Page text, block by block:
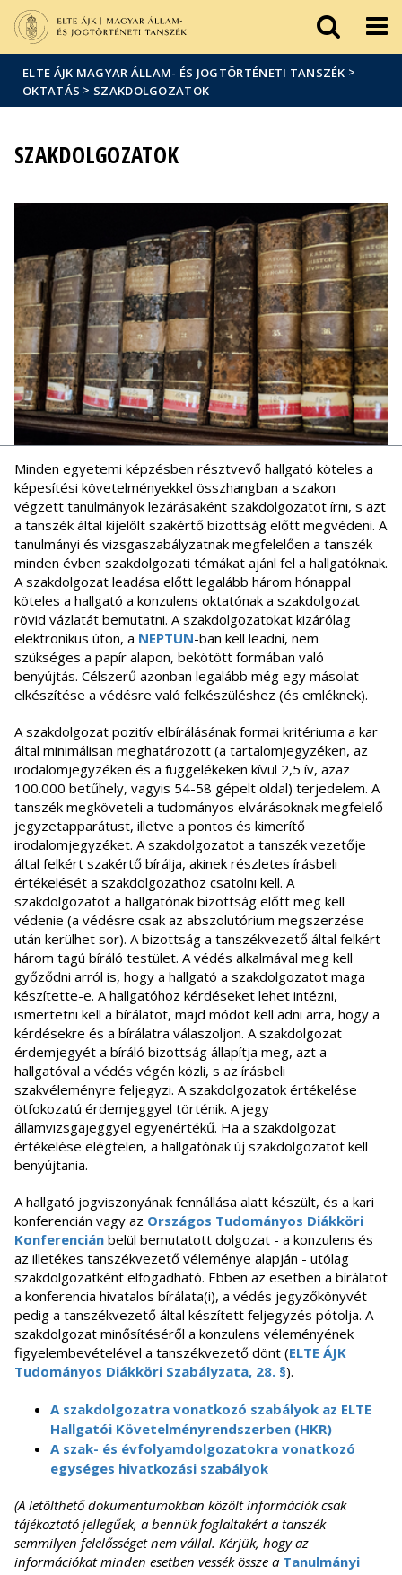
Hírek
Események
ELTE a
sajtóban
ELTE ÁJK MAGYAR ÁLLAM- ÉS JOGTÖRTÉNETI TANSZÉK >
OKTATÁS > SZAKDOLGOZATOK
SZAKDOLGOZATOK
Minden egyetemi képzésben résztvevő hallgató köteles a
képesítési követelményekkel összhangban a szakon
végzett tanulmányok lezárásaként szakdolgozatot írni, s azt
a tanszék által kijelölt szakértő bizottság előtt megvédeni. A
tanulmányi és vizsgaszabályzatnak megfelelően a tanszék
minden évben szakdolgozati témákat ajánl fel a hallgatóknak.
A szakdolgozat leadása előtt legalább három hónappal
köteles a hallgató a konzulens oktatónak a szakdolgozat
rövid vázlatát bemutatni. A szakdolgozatokat kizárólag
elektronikus úton, a NEPTUN-ban kell leadni, nem
szükséges a papír alapon, bekötött formában való
benyújtás. Célszerű azonban legalább még egy másolat
elkészítése a védésre való felkészüléshez (és emléknek).
A szakdolgozat pozitív elbírálásának formai kritériuma a kar
által minimálisan meghatározott (a tartalomjegyzéken, az
irodalomjegyzéken és a függelékeken kívül 2,5 ív, azaz
100.000 betűhely, vagyis 54-58 gépelt oldal) terjedelem. A
tanszék megköveteli a tudományos elvárásoknak megfelelő
jegyzetapparátust, illetve a pontos és kimerítő
irodalomjegyzéket. A szakdolgozatot a tanszék vezetője
által felkért szakértő bírálja, akinek részletes írásbeli
értékelését a szakdolgozathoz csatolni kell. A
szakdolgozatot a hallgatónak bizottság előtt meg kell
védenie (a védésre csak az abszolutórium megszerzése
után kerülhet sor). A bizottság a tanszékvezető által felkért
három tagú bíráló testület. A védés alkalmával meg kell
győződni arról is, hogy a hallgató a szakdolgozatot maga
készítette-e. A hallgatóhoz kérdéseket lehet intézni,
ismertetni kell a bírálatot, majd módot kell adni arra, hogy a
kérdésekre és a bírálatra válaszoljon. A szakdolgozat
érdemjegyét a bíráló bizottság állapítja meg, azt a
hallgatóval a védés végén közli, s az írásbeli
szakvéleményre feljegyzi. A szakdolgozatok értékelése
ötfokozatú érdemjeggyel történik. A jegy
államvizsgajeggyel egyenértékű. Ha a szakdolgozat
értékelése elégtelen, a hallgatónak új szakdolgozatot kell
benyújtania.
A hallgató jogviszonyának fennállása alatt készült, és a kari
konferencián vagy az Országos Tudományos Diákköri
Konferencián belül bemutatott dolgozat - a konzulens és
az illetékes tanszékvezető véleménye alapján - utólag
szakdolgozatként elfogadható. Ebben az esetben a bírálatot
a konferencia hivatalos bírálata(i), a védés jegyzőkönyvét
pedig a tanszékvezető által készített feljegyzés pótolja. A
szakdolgozat minősítéséről a konzulens véleményének
figyelembevételével a tanszékvezető dönt (ELTE ÁJK
Tudományos Diákköri Szabályzata, 28. §).
A szakdolgozatra vonatkozó szabályok az ELTE
Hallgatói Követelményrendszerben (HKR)
A szak- és évfolyamdolgozatokra vonatkozó
egységes hivatkozási szabályok
(A letölthető dokumentumokban közölt információk csak
tájékoztató jellegűek, a bennük foglaltakért a tanszék
semmilyen felelősséget nem vállal. Kérjük, hogy az
információkat minden esetben vessék össze a Tanulmányi